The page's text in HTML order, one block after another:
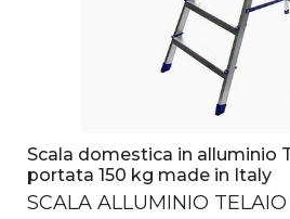
Scala domestica in alluminio
portata 150 kg made in Italy
SCALA ALLUMINIO TELAIO